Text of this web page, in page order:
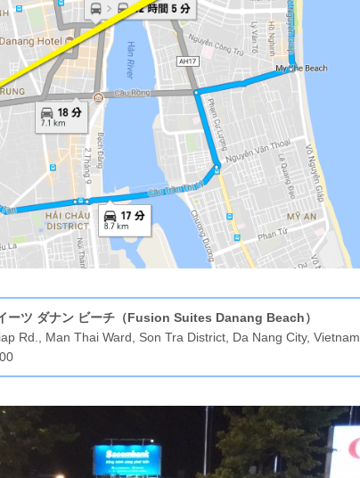
ーツ ダナン ビーチ（Fusion Suites Danang Beach）
Rd., Man Thai Ward, Son Tra District, Da Nang City, Vietnam,